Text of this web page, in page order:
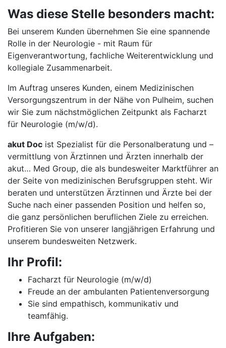
Was diese Stelle besonders macht:
Bei unserem Kunden übernehmen Sie eine spannende
Rolle in der Neurologie - mit Raum für
Eigenverantwortung, fachliche Weiterentwicklung und
kollegiale Zusammenarbeit.
Im Auftrag unseres Kunden, einem Medizinischen
Versorgungszentrum in der Nähe von Pulheim, suchen
wir Sie zum nächstmöglichen Zeitpunkt als Facharzt
für Neurologie (m/w/d).
akut Doc ist Spezialist für die Personalberatung und –
vermittlung von Ärztinnen und Ärzten innerhalb der
akut… Med Group, die als bundesweiter Marktführer an
der Seite von medizinischen Berufsgruppen steht. Wir
beraten und unterstützen Ärztinnen und Ärzte bei der
Suche nach einer passenden Position und helfen so,
die ganz persönlichen beruflichen Ziele zu erreichen.
Profitieren Sie von unserer langjährigen Erfahrung und
unserem bundesweiten Netzwerk.
Ihr Profil:
Facharzt für Neurologie (m/w/d)
Freude an der ambulanten Patientenversorgung
Sie sind empathisch, kommunikativ und
teamfähig.
Ihre Aufgaben: